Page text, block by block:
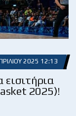
2025 12:13
εισιτήρια
2025)!